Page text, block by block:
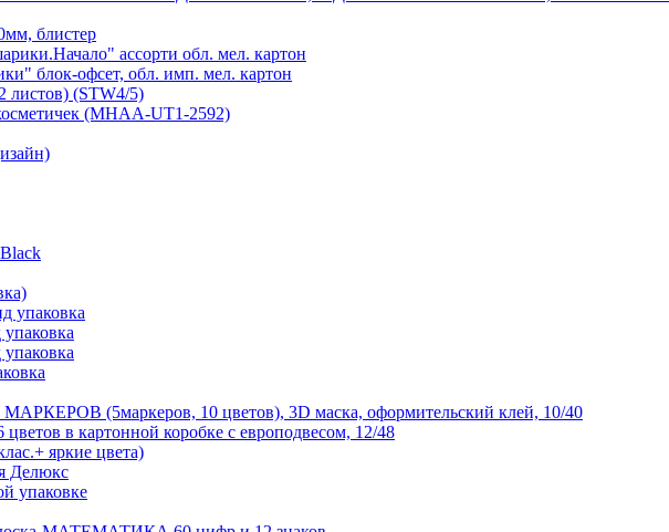
блистер
ассорти обл. мел. картон
блок-офсет, обл. имп. мел. картон
листов) (STW4/5)
(MHAA-UT1-2592)
упаковка
МАРКЕРОВ (5маркеров, 10 цветов), 3D маска, оформительский клей, 10/40
в картонной коробке с европодвесом, 12/48
яркие цвета)
Делюкс
упаковке